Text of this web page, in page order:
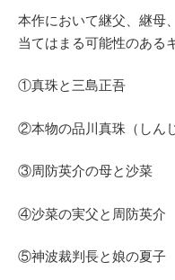
本作において継父、継母
当てはまる可能性のある
①真珠と三島正吾
②本物の品川真珠（しん
③周防英介の母と沙菜
④沙菜の実父と周防英介
⑤神波裁判長と娘の夏子